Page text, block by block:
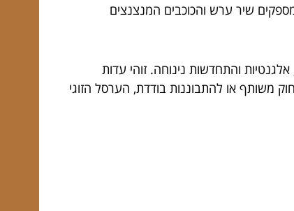
שיר ערש והכוכבים המנצנצים
והתחדשות נינוחה. זוהי עדות
משותף או להתבוננות בודדת, הערסל הזוגי